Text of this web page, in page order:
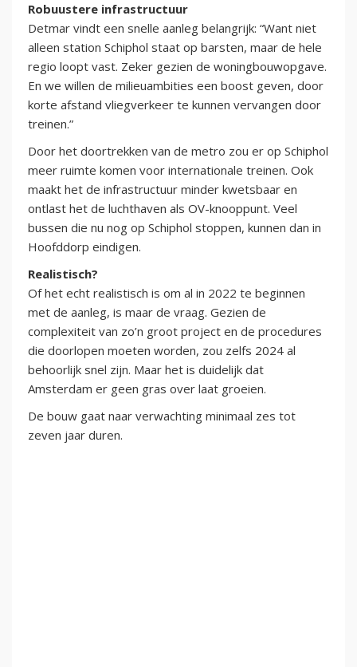
Robuustere infrastructuur
Detmar vindt een snelle aanleg belangrijk: “Want niet
alleen station Schiphol staat op barsten, maar de hele
regio loopt vast. Zeker gezien de woningbouwopgave.
En we willen de milieuambities een boost geven, door
korte afstand vliegverkeer te kunnen vervangen door
treinen.”
Door het doortrekken van de metro zou er op Schiphol
meer ruimte komen voor internationale treinen. Ook
maakt het de infrastructuur minder kwetsbaar en
ontlast het de luchthaven als OV-knooppunt. Veel
bussen die nu nog op Schiphol stoppen, kunnen dan in
Hoofddorp eindigen.
Realistisch?
Of het echt realistisch is om al in 2022 te beginnen
met de aanleg, is maar de vraag. Gezien de
complexiteit van zo’n groot project en de procedures
die doorlopen moeten worden, zou zelfs 2024 al
behoorlijk snel zijn. Maar het is duidelijk dat
Amsterdam er geen gras over laat groeien.
De bouw gaat naar verwachting minimaal zes tot
zeven jaar duren.